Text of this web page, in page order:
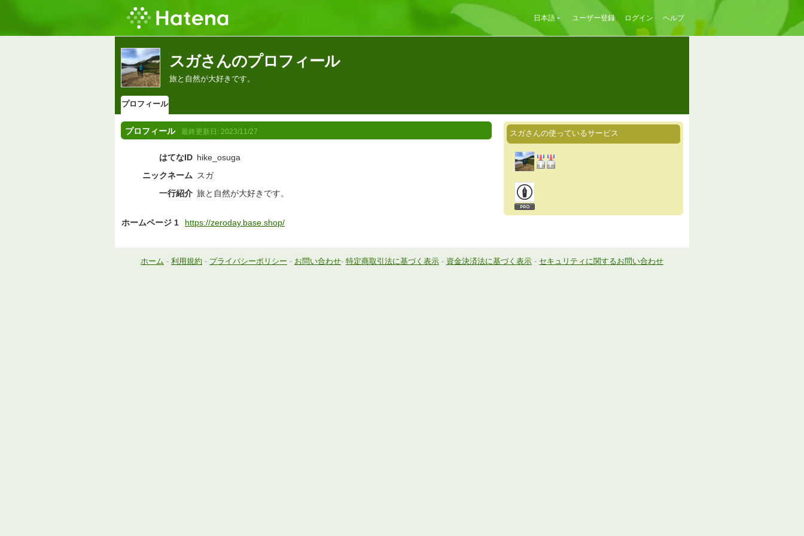
日本語 ユーザー登録 ログイン ヘルプ
スガさんのプロフィール
旅と自然が大好きです。
プロフィール
プロフィール 最終更新日: 2023/11/27
はてなID hike_osuga
ニックネーム スガ
一行紹介 旅と自然が大好きです。
ホームページ 1 https://zeroday.base.shop/
スガさんの使っているサービス
ホーム - 利用規約 - プライバシーポリシー - お問い合わせ- 特定商取引法に基づく表示 - 資金決済法に基づく表示 - セキュリティに関するお問い合わせ